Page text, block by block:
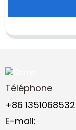
Téléphone
+86
E-mail: